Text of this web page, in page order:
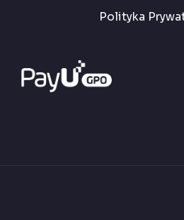
Polityka